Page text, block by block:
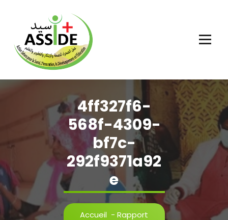
contenu
4ff327f6-
568f-4309-
bf7c-
292f9371a92
e
Accueil - Rapport